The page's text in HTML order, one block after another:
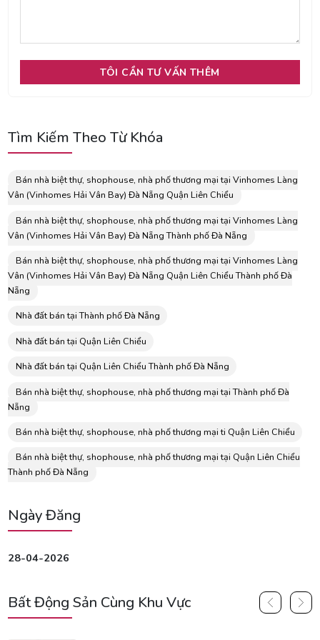
Tìm Kiếm Theo Từ Khóa
Bán nhà biệt thự, shophouse, nhà phố thương mại tại Vinhomes Làng
Vân (Vinhomes Hải Vân Bay) Đà Nẵng Quận Liên Chiểu
Bán nhà biệt thự, shophouse, nhà phố thương mại tại Vinhomes Làng
Vân (Vinhomes Hải Vân Bay) Đà Nẵng Thành phố Đà Nẵng
Bán nhà biệt thự, shophouse, nhà phố thương mại tại Vinhomes Làng
Vân (Vinhomes Hải Vân Bay) Đà Nẵng Quận Liên Chiểu Thành phố Đà
Nẵng
Nhà đất bán tại Thành phố Đà Nẵng
Nhà đất bán tại Quận Liên Chiểu
Nhà đất bán tại Quận Liên Chiểu Thành phố Đà Nẵng
Bán nhà biệt thự, shophouse, nhà phố thương mại tại Thành phố Đà
Nẵng
Bán nhà biệt thự, shophouse, nhà phố thương mại ti Quận Liên Chiểu
Bán nhà biệt thự, shophouse, nhà phố thương mại tại Quận Liên Chiểu
Thành phố Đà Nẵng
Ngày Đăng
28-04-2026
Bất Động Sản Cùng Khu Vực